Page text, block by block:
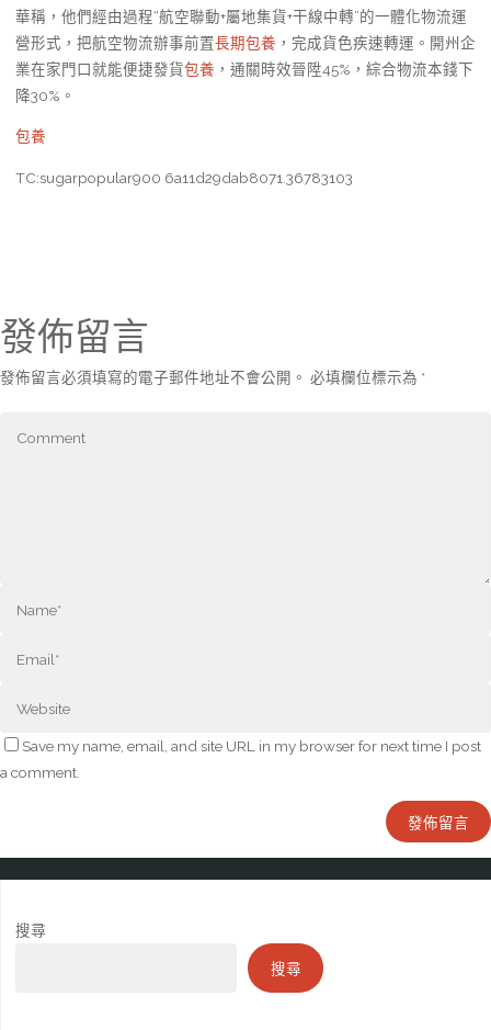
華稱，他們經由過程“航空聯動+屬地集貨+干線中轉”的一體化物流運
營形式，把航空物流辦事前置長期包養 ，完成貨色疾速轉運。開州企
業在家門口就能便捷發貨包養 ，通關時效晉陞45%，綜合物流本錢下
降30%。
包養
TC:sugarpopular900 6a11d29dab8071.36783103
發佈留言
發佈留言必須填寫的電子郵件地址不會公開。 必填欄位標示為 *
Save my name, email, and site URL in my browser for next time I post
a comment.
搜尋
搜尋